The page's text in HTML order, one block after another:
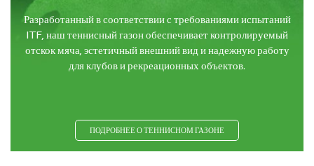
Разработанный в соответствии с требованиями испытаний
ITF, наш теннисный газон обеспечивает контролируемый
отскок мяча, эстетичный внешний вид и надежную работу
для клубов и рекреационных объектов.
ПОДРОБНЕЕ О ТЕННИСНОМ ГАЗОНЕ